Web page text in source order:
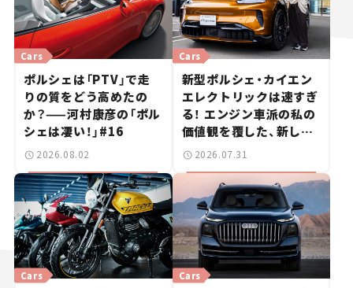
ポルシェは「PTV」で走
りの質をどう高めたの
か？——河村康彦の「ポル
シェは凄い！」#16
Cars
2026.08.02
新型ポルシェ・カイエン
エレクトリックは速すぎ
る！ エンジン車派の私の
価値観を覆した、新しい
ポルシェの走り。
Cars
2026.07.31
Cars Cars